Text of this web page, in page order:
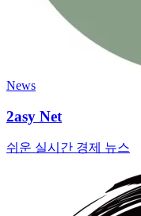
News
2asy Net
쉬운 실시간 경제 뉴스